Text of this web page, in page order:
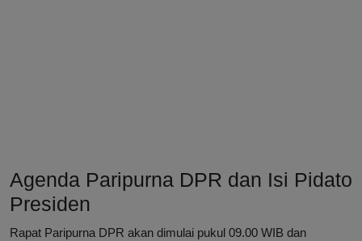
Agenda Paripurna DPR dan Isi Pidato
Presiden
Rapat Paripurna DPR akan dimulai pukul 09.00 WIB dan